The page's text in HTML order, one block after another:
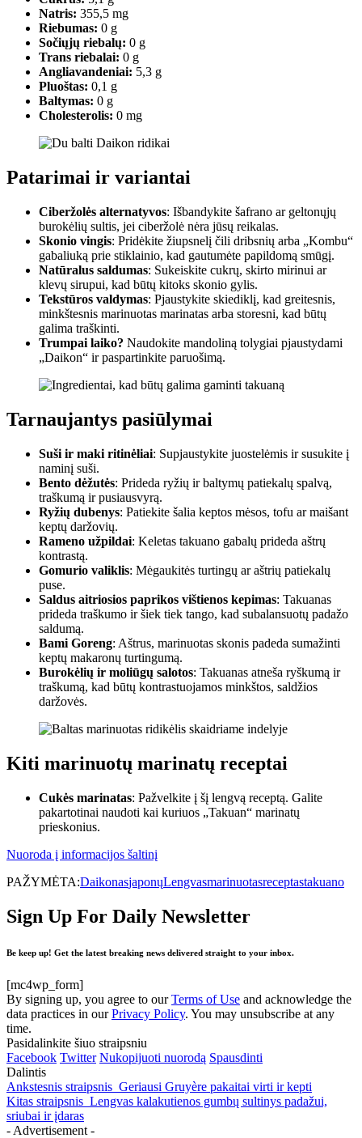
Natris: 355,5 mg
Riebumas: 0 g
Sočiųjų riebalų: 0 g
Trans riebalai: 0 g
Angliavandeniai: 5,3 g
Pluoštas: 0,1 g
Baltymas: 0 g
Cholesterolis: 0 mg
Patarimai ir variantai
Ciberžolės alternatyvos: Išbandykite šafrano ar geltonųjų
burokėlių sultis, jei ciberžolė nėra jūsų reikalas.
Skonio vingis: Pridėkite žiupsnelį čili dribsnių arba „Kombu“
gabaliuką prie stiklainio, kad gautumėte papildomą smūgį.
Natūralus saldumas: Sukeiskite cukrų, skirto mirinui ar
klevų sirupui, kad būtų kitoks skonio gylis.
Tekstūros valdymas: Pjaustykite skiediklį, kad greitesnis,
minkštesnis marinuotas marinatas arba storesni, kad būtų
galima traškinti.
Trumpai laiko? Naudokite mandoliną tolygiai pjaustydami
„Daikon“ ir paspartinkite paruošimą.
Tarnaujantys pasiūlymai
Suši ir maki ritinėliai: Supjaustykite juostelėmis ir susukite į
naminį suši.
Bento dėžutės: Prideda ryžių ir baltymų patiekalų spalvą,
traškumą ir pusiausvyrą.
Ryžių dubenys: Patiekite šalia keptos mėsos, tofu ar maišant
keptų daržovių.
Rameno užpildai: Keletas takuano gabalų prideda aštrų
kontrastą.
Gomurio valiklis: Mėgaukitės turtingų ar aštrių patiekalų
puse.
Saldus aitriosios paprikos vištienos kepimas: Takuanas
prideda traškumo ir šiek tiek tango, kad subalansuotų padažo
saldumą.
Bami Goreng: Aštrus, marinuotas skonis padeda sumažinti
keptų makaronų turtingumą.
Burokėlių ir moliūgų salotos: Takuanas atneša ryškumą ir
traškumą, kad būtų kontrastuojamos minkštos, saldžios
daržovės.
Kiti marinuotų marinatų receptai
Cukės marinatas: Pažvelkite į šį lengvą receptą. Galite
pakartotinai naudoti kai kuriuos „Takuan“ marinatų
prieskonius.
Nuoroda į informacijos šaltinį
PAŽYMĖTA:DaikonasjaponųLengvasmarinuotasreceptastakuano
Sign Up For Daily Newsletter
Be keep up! Get the latest breaking news delivered straight to your inbox.
[mc4wp_form]
By signing up, you agree to ourTerms of Use and acknowledge the
data practices in ourPrivacy Policy. You may unsubscribe at any
time.
Pasidalinkite šiuo straipsniu
Facebook Twitter Nukopijuoti nuorodą Spausdinti
Dalintis
Ankstesnis straipsnis Geriausi Gruyère pakaitai virti ir kepti
Kitas straipsnis Lengvas kalakutienos gumbų sultinys padažui,
sriubai ir įdaras
- Advertisement -